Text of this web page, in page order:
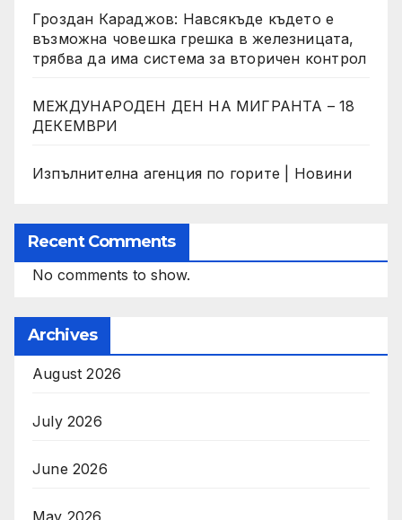
Гроздан Караджов: Навсякъде където е
възможна човешка грешка в железницата,
трябва да има система за вторичен контрол
МЕЖДУНАРОДЕН ДЕН НА МИГРАНТА – 18
ДЕКЕМВРИ
Изпълнителна агенция по горите | Новини
Recent Comments
No comments to show.
Archives
August 2026
July 2026
June 2026
May 2026